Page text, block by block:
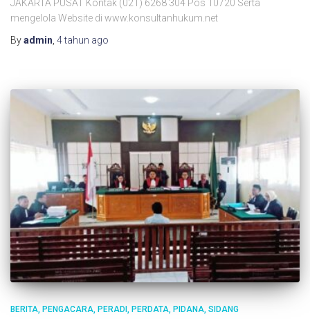
JAKARTA PUSAT Kontak (021) 6268 304 Pos 10720 Serta
mengelola Website di www.konsultanhukum.net
Byadmin 4 tahun ago
BERITA PENGACARA PERADI PERDATA PIDANA SIDANG